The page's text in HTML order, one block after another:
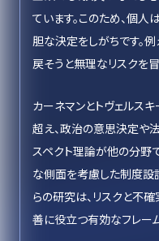
ています。このため、個
胆な決定をしがちです。
戻そうと無理なリスクを
カーネマンとトヴェルス
超え、政治の意思決定や
スペクト理論が他の分野
な側面を考慮した制度設
らの研究は、リスクと不
善に役立つ有効なフレー